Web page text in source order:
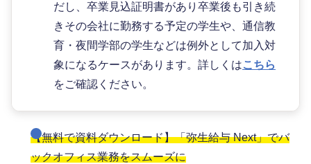
だし、卒業見込証明書があり卒業後も引き続
きその会社に勤務する予定の学生や、通信教
育・夜間学部の学生などは例外として加入対
象になるケースがあります。詳しくはこちら
をご確認ください。
【無料で資料ダウンロード】「弥生給与 Next」でバ
ックオフィス業務をスムーズに